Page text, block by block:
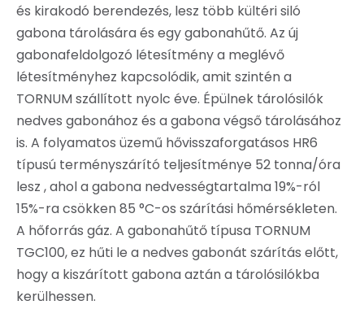
és kirakodó berendezés, lesz több kültéri siló
gabona tárolására és egy gabonahűtő. Az új
gabonafeldolgozó létesítmény a meglévő
létesítményhez kapcsolódik, amit szintén a
TORNUM szállított nyolc éve. Épülnek tárolósilók
nedves gabonához és a gabona végső tárolásához
is. A folyamatos üzemű hővisszaforgatásos HR6
típusú terményszárító teljesítménye 52 tonna/óra
lesz , ahol a gabona nedvességtartalma 19%-ról
15%-ra csökken 85 °C-os szárítási hőmérsékleten.
A hőforrás gáz. A gabonahűtő típusa TORNUM
TGC100, ez hűti le a nedves gabonát szárítás előtt,
hogy a kiszárított gabona aztán a tárolósilókba
kerülhessen.